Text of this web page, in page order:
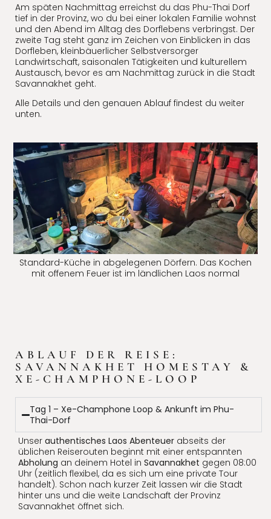
Am späten Nachmittag erreichst du das Phu-Thai Dorf
tief in der Provinz, wo du bei einer lokalen Familie wohnst
und den Abend im Alltag des Dorflebens verbringst. Der
zweite Tag steht ganz im Zeichen von Einblicken in das
Dorfleben, kleinbäuerlicher Selbstversorger
Landwirtschaft, saisonalen Tätigkeiten und kulturellem
Austausch, bevor es am Nachmittag zurück in die Stadt
Savannakhet geht.
Alle Details und den genauen Ablauf findest du weiter
unten.
Standard-Küche in abgelegenen Dörfern. Das Kochen
mit offenem Feuer ist im ländlichen Laos normal
ABLAUF DER REISE:
SAVANNAKHET HOMESTAY &
XE-CHAMPHONE-LOOP
Tag 1 – Xe-Champhone Loop & Ankunft im Phu-
Thai-Dorf
Unser authentisches Laos Abenteuer abseits der
üblichen Reiserouten beginnt mit einer entspannten
Abholung an deinem Hotel in Savannakhet gegen 08:00
Uhr (zeitlich flexibel, da es sich um eine private Tour
handelt). Schon nach kurzer Zeit lassen wir die Stadt
hinter uns und die weite Landschaft der Provinz
Savannakhet öffnet sich.